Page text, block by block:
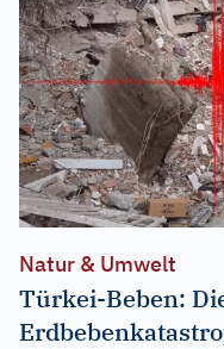
Natur & Umwelt
Türkei-Beben: